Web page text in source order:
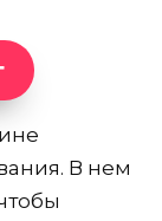
В нем